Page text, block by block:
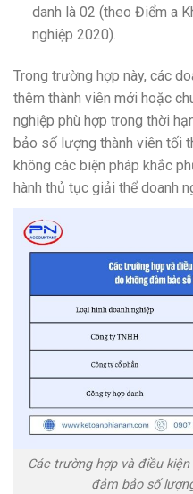
danh là 02 (theo Điểm a
nghiệp 2020).
Trong trường hợp này, các
thêm thành viên mới hoặc
nghiệp phù hợp trong thời
bảo số lượng thành viên tối
không các biện pháp khắc
hành thủ tục giải thể doanh
Các trường hợp và điều
đảm bảo số